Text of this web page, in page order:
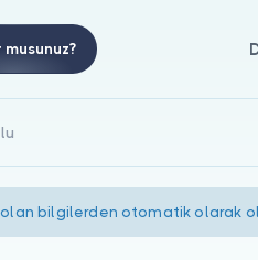
olan bilgilerden otomatik olarak